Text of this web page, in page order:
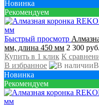
Новинка
Рекомендуем
Быстрый просмотр
мм, длина 450 мм 2 300 руб.
Купить в 1 клик К
В избранное
Новинка
Рекомендуем